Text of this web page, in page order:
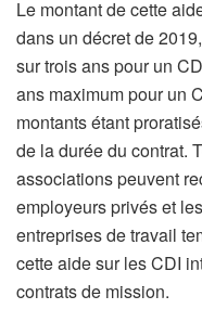
Le montant de cette
dans un décret de
sur trois ans pour un
ans maximum pour un
montants étant
de la durée du contrat.
associations peuvent
employeurs privés et
entreprises de travail
cette aide sur les CDI
contrats de mission.